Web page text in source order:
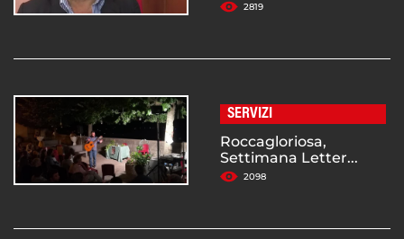
2819
SERVIZI
Roccagloriosa,
Settimana Letter...
2098